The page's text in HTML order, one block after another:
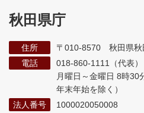
秋田県庁
住所
〒010-8570 秋田県秋
電話
018-860-1111（代表）
月曜日～金曜日 8時30
年末年始を除く）
法人番号
1000020050008